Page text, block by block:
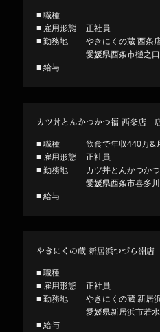
■ 職種
■ 雇用形態
正社員
■ 勤務地
やきにくの蔵 西条
愛媛県西条市樋之
■ 給与
カツ丼とんかつかつ福 西条店
■ 職種
飲食で年収440万&
■ 雇用形態
正社員
■ 勤務地
カツ丼とんかつか
愛媛県西条市喜多
■ 給与
やきにくの蔵 新居浜つづら淵
■ 職種
■ 雇用形態
正社員
■ 勤務地
やきにくの蔵 新居
愛媛県新居浜市若
■ 給与